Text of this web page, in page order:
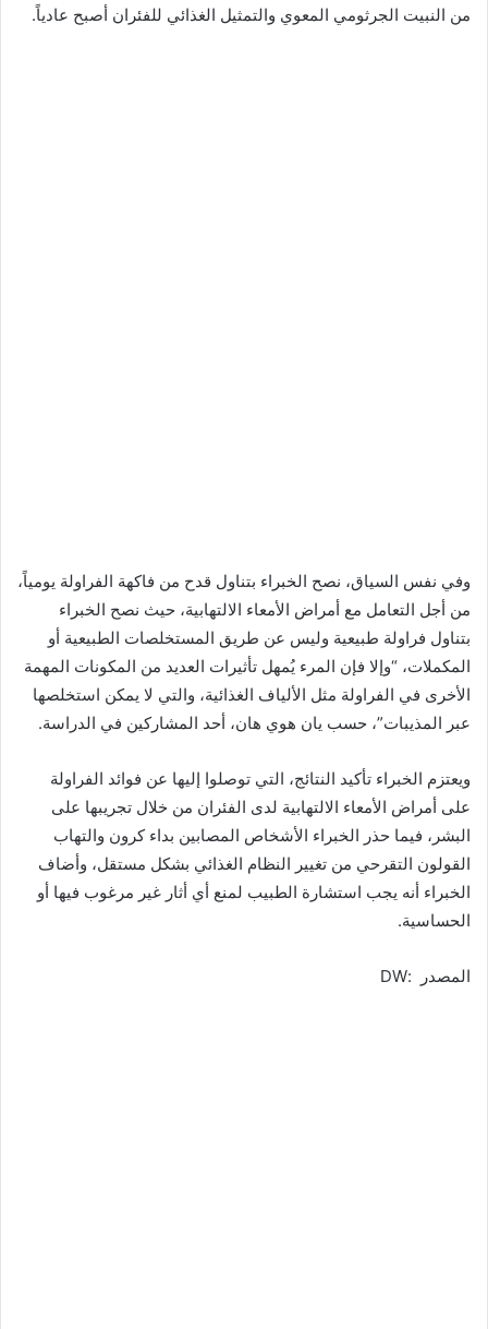
من النبيت الجرثومي المعوي والتمثيل الغذائي للفئران أصبح عادياً.
وفي نفس السياق، نصح الخبراء بتناول قدح من فاكهة الفراولة يومياً،
من أجل التعامل مع أمراض الأمعاء الالتهابية، حيث نصح الخبراء
بتناول فراولة طبيعية وليس عن طريق المستخلصات الطبيعية أو
المكملات، “وإلا فإن المرء يُمهل تأثيرات العديد من المكونات المهمة
الأخرى في الفراولة مثل الألياف الغذائية، والتي لا يمكن استخلصها
عبر المذيبات”، حسب يان هوي هان، أحد المشاركين في الدراسة.
ويعتزم الخبراء تأكيد النتائج، التي توصلوا إليها عن فوائد الفراولة
على أمراض الأمعاء الالتهابية لدى الفئران من خلال تجريبها على
البشر، فيما حذر الخبراء الأشخاص المصابين بداء كرون والتهاب
القولون التقرحي من تغيير النظام الغذائي بشكل مستقل، وأضاف
الخبراء أنه يجب استشارة الطبيب لمنع أي أثار غير مرغوب فيها أو
الحساسية.
المصدر :DW